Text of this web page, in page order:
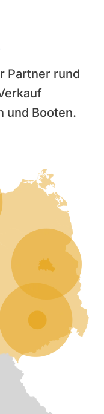
Partner rund
und Booten.